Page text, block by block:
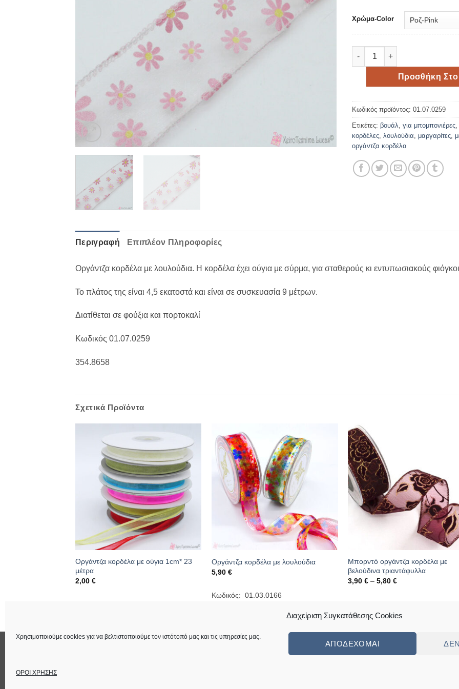
Διαχείριση Συγκατάθεσης Cookies
Χρησιμοποιούμε cookies για να βελτιστοποιούμε τον ιστότοπό μας και τις υπηρεσίες μας.
ΑΠΟΔΈΧΟΜΑΙ
ΟΡΟΙ ΧΡΗΣΗΣ
5,00
Χρώμα-Color
Οργάντζα λουλούδια 4.5 εκ *
Προσθήκη
Κωδικός προϊόντος: 01.07.0259
Ετικέτες: βουάλ για μπομπονιέρες
κορδέλες λουλούδια μαργαρίτες
οργάντζα κορδέλα
Περιγραφή Επιπλέον Πληροφορίες
Οργάντζα κορδέλα με λουλούδια. Η κορδέλα έχει ούγια με σύρμα, για σταθερούς κι εντυπωσιακούς
Το πλάτος της είναι 4,5 εκατοστά και είναι σε συσκευασία 9 μέτρων.
Διατίθεται σε φούξια και πορτοκαλί
Κωδικός 01.07.0259
354.8658
Σχετικά Προϊόντα
Οργάντζα κορδέλα με ούγια 1cm* 23
μέτρα
2,00 €
Οργάντζα κορδέλα με λουλούδια
5,90€
Κωδικός: 01.03.0166
Μπορντό οργάντζα κορδέλα με
βελούδινα τριαντάφυλλα
3,90€ – 5,80€Price